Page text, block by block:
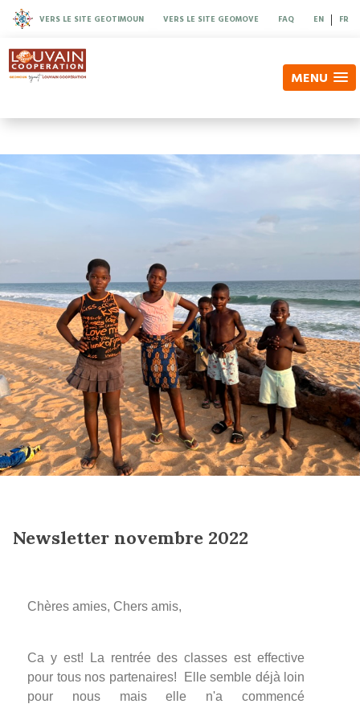
VERS LE SITE GEOTIMOUN VERS LE SITE GEOMOVE FAQ EN | FR
MENU
Newsletter novembre 2022
Chères amies, Chers amis,
Ca y est! La rentrée des classes est effective
pour tous nos partenaires! Elle semble déjà loin
pour nous mais elle n'a commencé